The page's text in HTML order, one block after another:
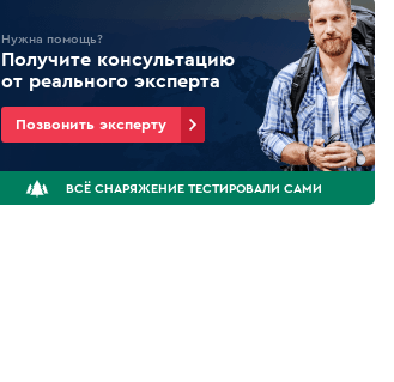
Нужна помощь?
Получите консультацию
от реального эксперта
Позвонить эксперту
ВСЁ СНАРЯЖЕНИЕ ТЕСТИРОВАЛИ САМИ